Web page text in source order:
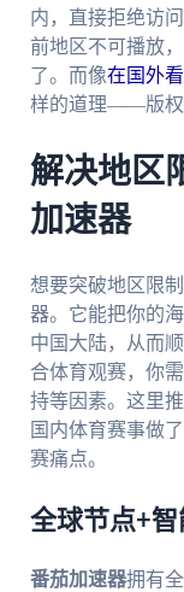
内，直接拒绝访
前地区不可播放
了。而像在国外
样的道理——版权
解决地区
加速器
想要突破地区限
器。它能把你的
中国大陆，从而
合体育观赛，你
持等因素。这里
国内体育赛事做
赛痛点。
全球节点+
番茄加速器拥有